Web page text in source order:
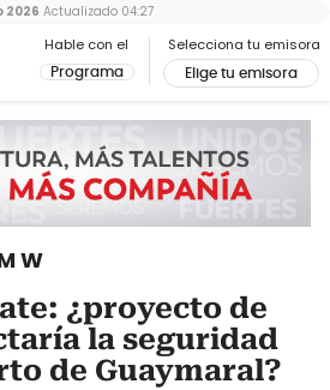
Hable con el
Programa
Selecciona tu emisora
Elige tu emisora
2026 Actualizado 04:27
W
¿proyecto de
la seguridad
de Guaymaral?